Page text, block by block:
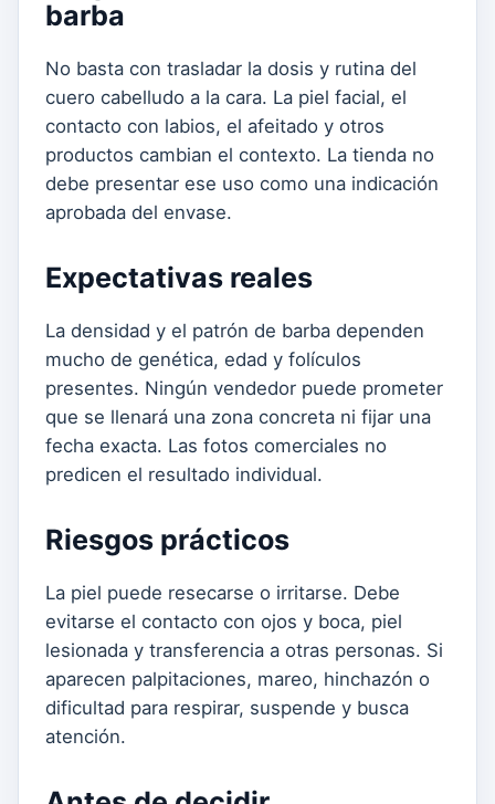
barba
No basta con trasladar la dosis y rutina del
cuero cabelludo a la cara. La piel facial, el
contacto con labios, el afeitado y otros
productos cambian el contexto. La tienda no
debe presentar ese uso como una indicación
aprobada del envase.
Expectativas reales
La densidad y el patrón de barba dependen
mucho de genética, edad y folículos
presentes. Ningún vendedor puede prometer
que se llenará una zona concreta ni fijar una
fecha exacta. Las fotos comerciales no
predicen el resultado individual.
Riesgos prácticos
La piel puede resecarse o irritarse. Debe
evitarse el contacto con ojos y boca, piel
lesionada y transferencia a otras personas. Si
aparecen palpitaciones, mareo, hinchazón o
dificultad para respirar, suspende y busca
atención.